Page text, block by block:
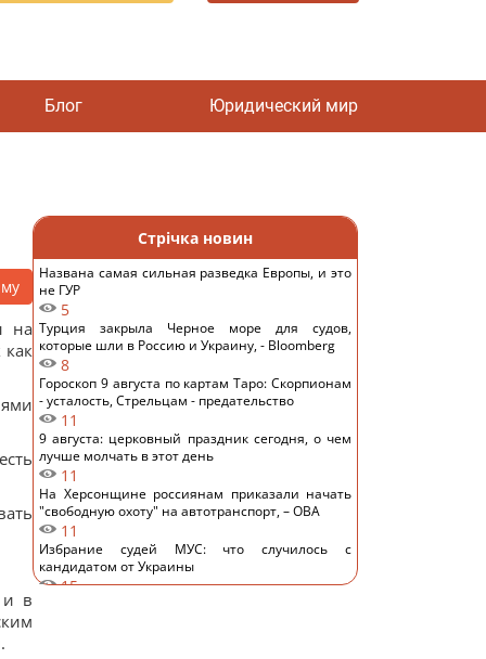
Блог Юридический мир
на
как
и в
Стрічка новин
Названа самая сильная разведка Европы, и это
не ГУР
5
Турция закрыла Черное море для судов,
которые шли в Россию и Украину, - Bloomberg
8
Гороскоп 9 августа по картам Таро: Скорпионам
- усталость, Стрельцам - предательство
11
9 августа: церковный праздник сегодня, о чем
лучше молчать в этот день
11
На Херсонщине россиянам приказали начать
"свободную охоту" на автотранспорт, – ОВА
11
Избрание судей МУС: что случилось с
кандидатом от Украины
15